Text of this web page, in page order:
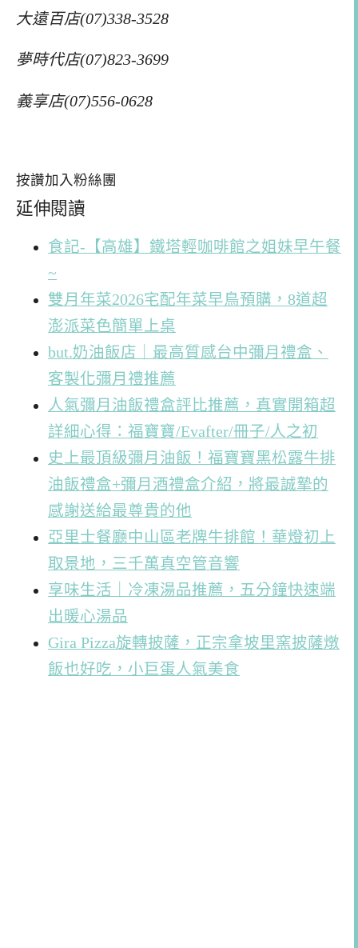
大遠百店(07)338-3528
夢時代店(07)823-3699
義享店(07)556-0628
按讚加入粉絲團
延伸閱讀
食記-【高雄】鐵塔輕咖啡館之姐妹早午餐
~
雙月年菜2026宅配年菜早鳥預購，8道超
澎派菜色簡單上桌
but.奶油飯店｜最高質感台中彌月禮盒、
客製化彌月禮推薦
人氣彌月油飯禮盒評比推薦，真實開箱超
詳細心得：福寶寶/Evafter/冊子/人之初
史上最頂級彌月油飯！福寶寶黑松露牛排
油飯禮盒+彌月酒禮盒介紹，將最誠摯的
感謝送給最尊貴的他
亞里士餐廳中山區老牌牛排館！華燈初上
取景地，三千萬真空管音響
享味生活｜冷凍湯品推薦，五分鐘快速端
出暖心湯品
Gira Pizza旋轉披薩，正宗拿坡里窯披薩燉
飯也好吃，小巨蛋人氣美食